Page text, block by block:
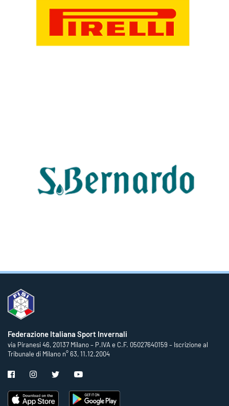
Federazione Italiana Sport Invernali
via Piranesi 46, 20137 Milano – P.IVA e C.F. 05027640159 – Iscrizione al
Tribunale di Milano n° 63, 11.12.2004